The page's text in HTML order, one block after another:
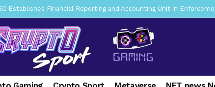
son acusados de planear un robo de Bitcoin 3 days ago
sets Trump condition for CLARITY Act passage
prisión al fundador de BitRiver por presunto fraude
Announces Continuation of Small Business Advisory Committee